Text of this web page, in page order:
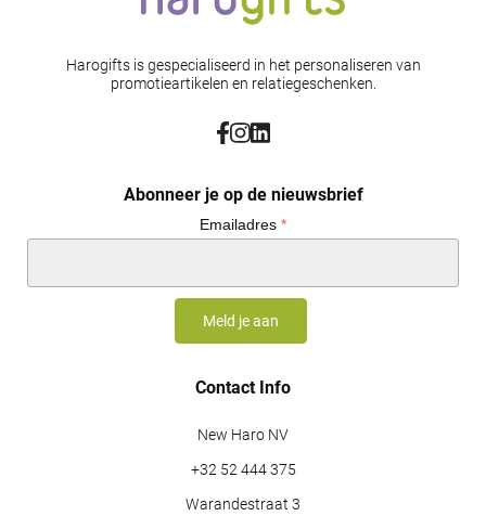
Harogifts is gespecialiseerd in het personaliseren van
promotieartikelen en relatiegeschenken.
Abonneer je op de nieuwsbrief
Emailadres *
Contact Info
New Haro NV
+32 52 444 375
Warandestraat 3